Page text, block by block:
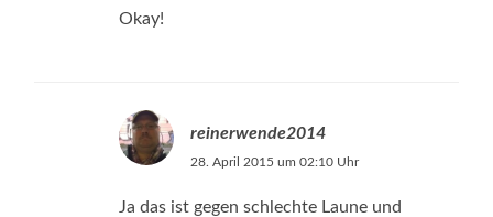
Okay!
reinerwende2014
28. April 2015 um 02:10 Uhr
Ja das ist gegen schlechte Laune und